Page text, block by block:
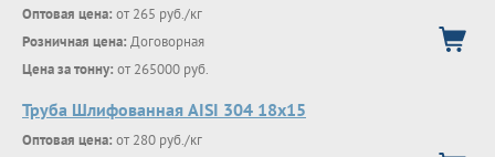
Оптовая цена: от 265 руб./кг
Розничная цена: Договорная
Цена за тонну: от 265000 руб.
Труба Шлифованная AISI 304 18х15
Оптовая цена: от 280 руб./кг